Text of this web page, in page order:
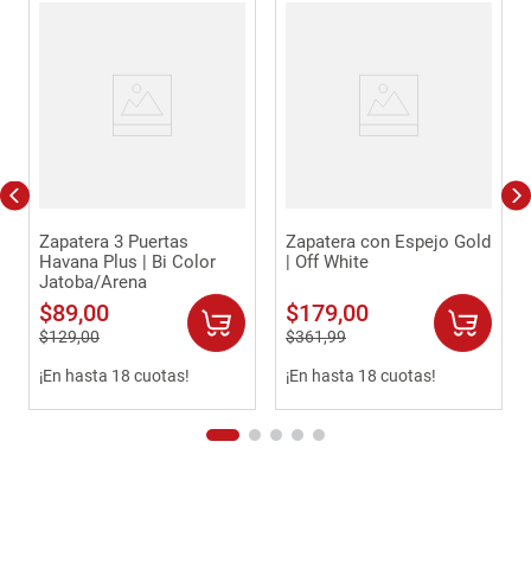
Zapatera 3 Puertas
Havana Plus | Bi Color
Jatoba/Arena
$89,00
$129,00
¡En hasta 18 cuotas!
Zapatera con Espejo Gold
| Off White
$179,00
$361,99
¡En hasta 18 cuotas!